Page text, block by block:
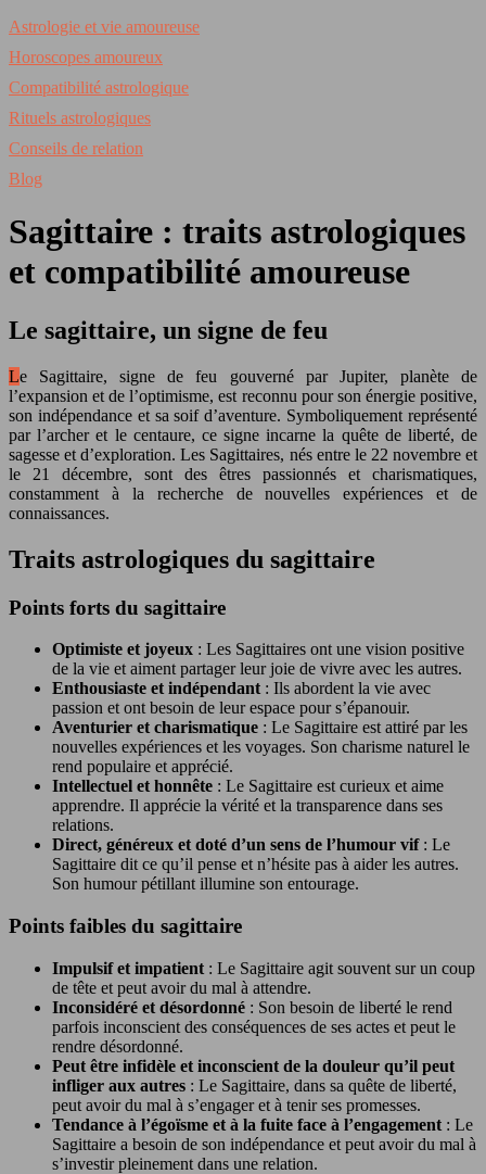
Astrologie et vie amoureuse
Horoscopes amoureux
Compatibilité astrologique
Rituels astrologiques
Conseils de relation
Blog
Sagittaire : traits astrologiques
et compatibilité amoureuse
Le sagittaire, un signe de feu
Le Sagittaire, signe de feu gouverné par Jupiter, planète de
l’expansion et de l’optimisme, est reconnu pour son énergie positive,
son indépendance et sa soif d’aventure. Symboliquement représenté
par l’archer et le centaure, ce signe incarne la quête de liberté, de
sagesse et d’exploration. Les Sagittaires, nés entre le 22 novembre et
le 21 décembre, sont des êtres passionnés et charismatiques,
constamment à la recherche de nouvelles expériences et de
connaissances.
Traits astrologiques du sagittaire
Points forts du sagittaire
Optimiste et joyeux : Les Sagittaires ont une vision positive
de la vie et aiment partager leur joie de vivre avec les autres.
Enthousiaste et indépendant : Ils abordent la vie avec
passion et ont besoin de leur espace pour s’épanouir.
Aventurier et charismatique : Le Sagittaire est attiré par les
nouvelles expériences et les voyages. Son charisme naturel le
rend populaire et apprécié.
Intellectuel et honnête : Le Sagittaire est curieux et aime
apprendre. Il apprécie la vérité et la transparence dans ses
relations.
Direct, généreux et doté d’un sens de l’humour vif : Le
Sagittaire dit ce qu’il pense et n’hésite pas à aider les autres.
Son humour pétillant illumine son entourage.
Points faibles du sagittaire
Impulsif et impatient : Le Sagittaire agit souvent sur un coup
de tête et peut avoir du mal à attendre.
Inconsidéré et désordonné : Son besoin de liberté le rend
parfois inconscient des conséquences de ses actes et peut le
rendre désordonné.
Peut être infidèle et inconscient de la douleur qu’il peut
infliger aux autres : Le Sagittaire, dans sa quête de liberté,
peut avoir du mal à s’engager et à tenir ses promesses.
Tendance à l’égoïsme et à la fuite face à l’engagement : Le
Sagittaire a besoin de son indépendance et peut avoir du mal à
s’investir pleinement dans une relation.